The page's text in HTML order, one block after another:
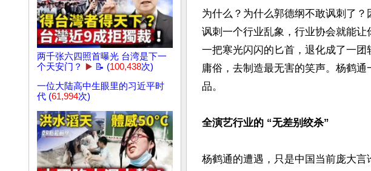
两千张六四照首曝光 台湾是下一
个天安门？
▶️ 📝 (100,438次)
一位大陆高中生眼里的习近平时
代 (61,994次)
为什么？为什么郭德纲不敢讽刺了
讽刺一个行业乱象，行业协会就能
一把寒光闪闪的匕首，退化成了一
庸俗，去制造最无害的笑声。杨鹤
品。
全演艺行业的 “无差别绞杀”
杨鹤通的遭遇，只是中国当前庞大